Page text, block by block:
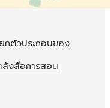
ตัวประกอบของ
งสื่อการสอน